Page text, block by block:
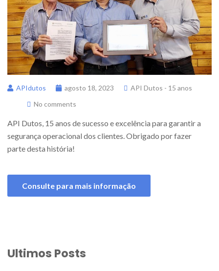
APIdutos agosto 18, 2023
API Dutos - 15 anos
No comments
API Dutos, 15 anos de sucesso e excelência para garantir a
segurança operacional dos clientes. Obrigado por fazer
parte desta história!
Consulte para mais informação
Ultimos Posts